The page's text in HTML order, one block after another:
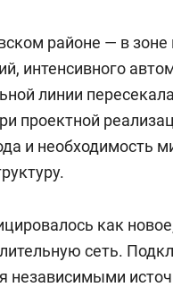
районе — в
интенсивного
линии
проектной
и необходимость
как
сеть.
независимыми